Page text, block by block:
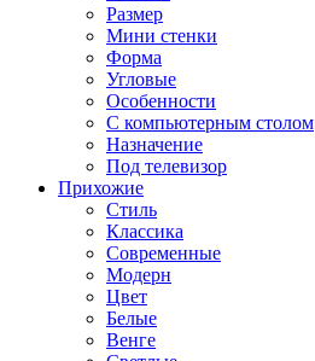
Размер
Мини стенки
Форма
Угловые
Особенности
С компьютерным столом
Назначение
Под телевизор
Прихожие
Стиль
Классика
Современные
Модерн
Цвет
Белые
Венге